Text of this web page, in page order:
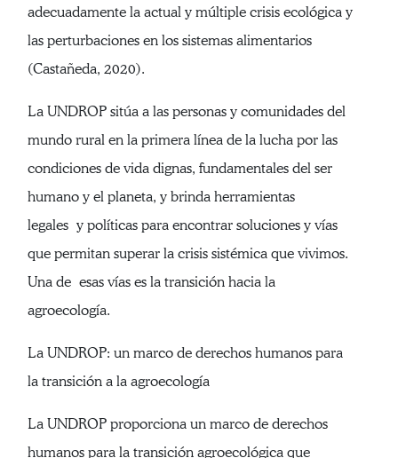
adecuadamente la actual y múltiple crisis ecológica y
las perturbaciones en los sistemas alimentarios
(Castañeda, 2020).
La UNDROP sitúa a las personas y comunidades del
mundo rural en la primera línea de la lucha por las
condiciones de vida dignas, fundamentales del ser
humano y el planeta, y brinda herramientas
legales y políticas para encontrar soluciones y vías
que permitan superar la crisis sistémica que vivimos.
Una de esas vías es la transición hacia la
agroecología.
La UNDROP: un marco de derechos humanos para
la transición a la agroecología
La UNDROP proporciona un marco de derechos
humanos para la transición agroecológica que